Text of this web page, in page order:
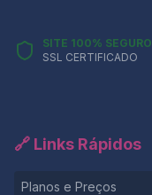
SITE 100% SEGURO
SSL CERTIFICADO
🔗 Links Rápidos
Planos e Preços